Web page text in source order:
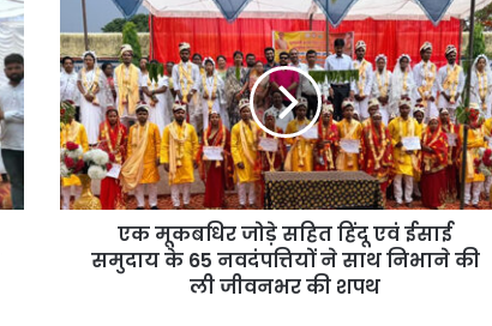
एक मूकबधिर जोड़े सहित हिंदू एवं ईसाई
समुदाय के 65 नवदंपत्तियों ने साथ निभाने की
ली जीवनभर की शपथ